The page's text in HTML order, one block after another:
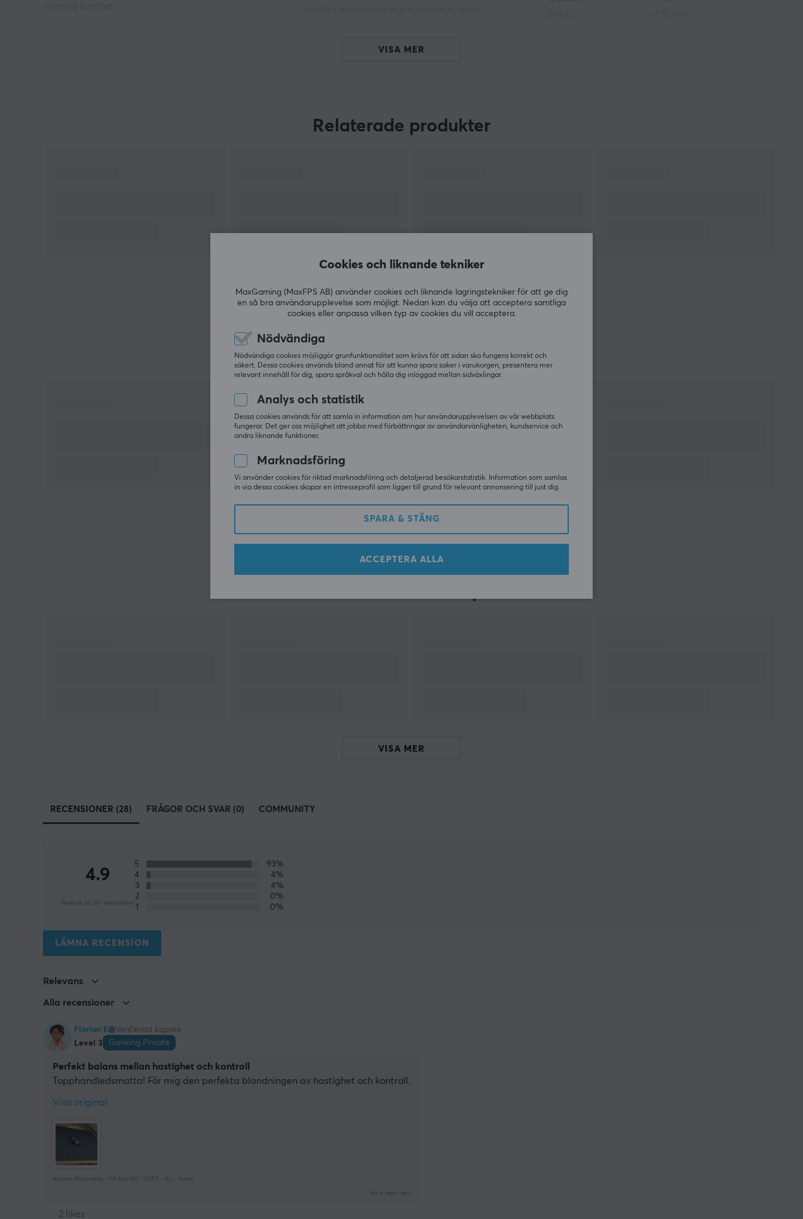
Alla Artisan musmattor håller längre om du tar
sig själva och branschen genom att vara
kvalitets material. Artisan är tydliga med att
VISA MER
Relaterade produkter
Andra köpte även
VISA MER
VISA MER
RECENSIONER (28) FRÅGOR OCH SVAR (0) COMMUNITY
4.9
Baserat på 28 recensioner
5
93%
4
4%
3
4%
2
0%
1
0%
LÄMNA RECENSION
Relevans
Alla recensioner
Florian E
Verifierad köpare
Level 3
Ganking Private
Perfekt balans mellan hastighet och kontroll
Topphandledsmatta! För mig den perfekta blandningen av hastighet och kontroll.
Visa original
Artisan Musmatta - FX Key-83 - SOFT - XL - Svart
för 6 mån. sen
2 likes
Cookies och liknande tekniker
MaxGaming (MaxFPS AB) använder cookies och liknande lagringstekniker för att ge dig
en så bra användarupplevelse som möjligt. Nedan kan du välja att acceptera samtliga
cookies eller anpassa vilken typ av cookies du vill acceptera.
Nödvändiga
Nödvändiga cookies möjliggör grunfunktionalitet som krävs för att sidan ska fungera korrekt och
säkert. Dessa cookies används bland annat för att kunna spara saker i varukorgen, presentera mer
relevant innehåll för dig, spara språkval och hålla dig inloggad mellan sidväxlingar.
Analys och statistik
Dessa cookies används för att samla in information om hur användarupplevelsen av vår webbplats
fungerar. Det ger oss möjlighet att jobba med förbättringar av användarvänligheten, kundservice och
andra liknande funktioner.
Marknadsföring
Vi använder cookies för riktad marknadsföring och detaljerad besökarstatistik. Information som samlas
in via dessa cookies skapar en intresseprofil som ligger till grund för relevant annonsering till just dig.
SPARA & STÄNG
ACCEPTERA ALLA